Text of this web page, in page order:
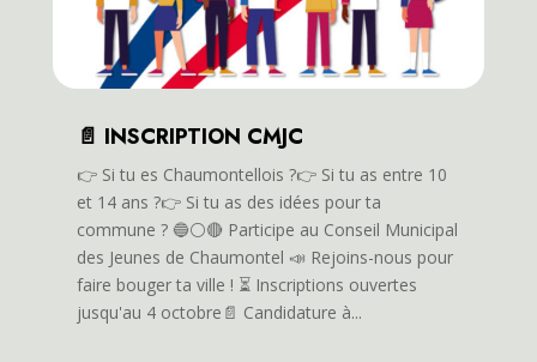
📄 INSCRIPTION CMJC
👉️ Si tu es Chaumontellois ?👉️ Si tu as entre 10
et 14 ans ?👉️ Si tu as des idées pour ta
commune ? 🔵⚪️🔴 Participe au Conseil Municipal
des Jeunes de Chaumontel 📣 Rejoins-nous pour
faire bouger ta ville ! ⏳️ Inscriptions ouvertes
jusqu'au 4 octobre📄 Candidature à...